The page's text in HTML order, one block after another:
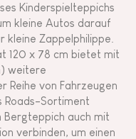
Kinderspielteppichs
kleine Autos darauf
kleine Zappelphilippe.
120 x 78 cm bietet mit
weitere
Reihe von Fahrzeugen
Roads-Sortiment
Bergteppich auch mit
verbinden, um einen